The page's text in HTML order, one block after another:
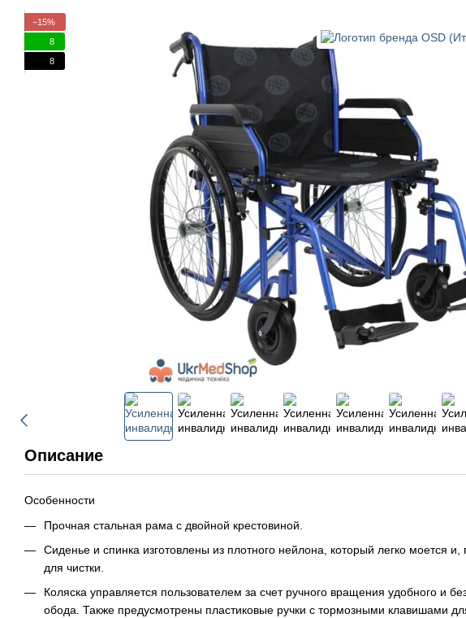
−15%
8
8
Описание
Особенности
Прочная стальная рама с двойной крестовиной.
Сиденье и спинка изготовлены из плотного нейлона, который легко моется
для чистки.
Коляска управляется пользователем за счет ручного вращения удобного и
обода. Также предусмотрены пластиковые ручки с тормозными клавишами